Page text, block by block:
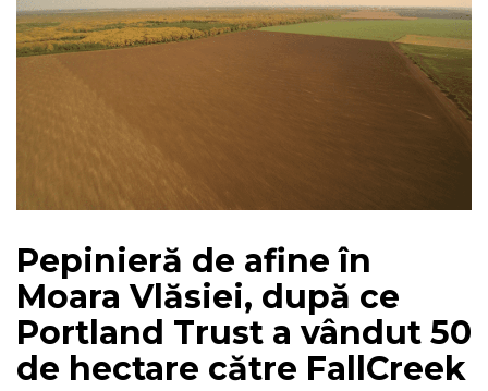
Pepinieră de afine în
Moara Vlăsiei, după ce
Portland Trust a vândut 50
de hectare către FallCreek